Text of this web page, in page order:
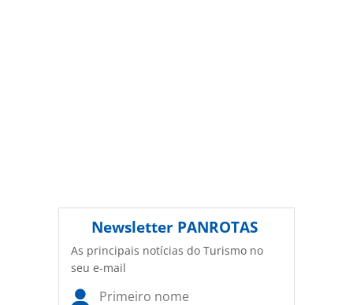
Newsletter PANROTAS
As principais notícias do Turismo no
seu e-mail